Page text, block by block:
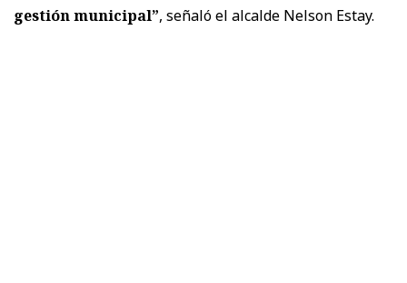
gestión municipal”, señaló el alcalde Nelson Estay.